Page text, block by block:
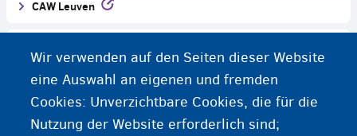
CAW Leuven
CAW Oost-Vlaanderen
Infopunt Migratie Gent
Wir verwenden auf den Seiten dieser Website
eine Auswahl an eigenen und fremden
Cookies: Unverzichtbare Cookies, die für die
Nutzung der Website erforderlich sind;